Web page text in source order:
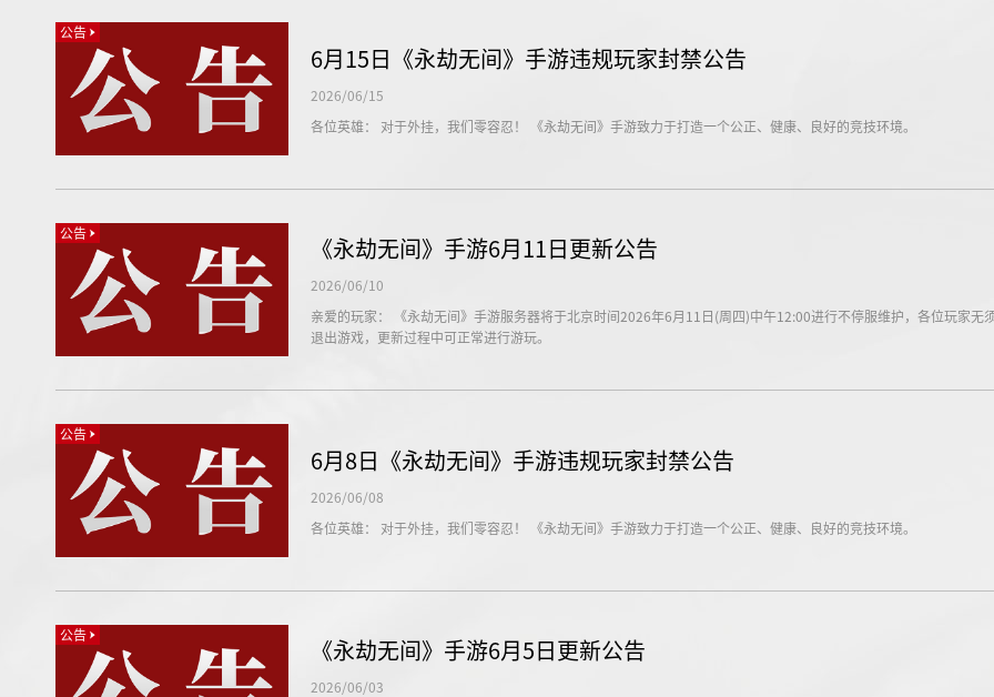
公告
6月15日《永劫无间》手游违规玩家封禁公告
2026/06/15
各位英雄： 对于外挂，我们零容忍！ 《永劫无间》手游致力于打造一个公正、健康、良好的竞技环境。
公告 《永劫无间》手游6月11日更新公告
2026/06/10
亲爱的玩家： 《永劫无间》手游服务器将于北京时间2026年6月11日(周四)中午12:00进行不停服维护，各位玩家无
退出游戏，更新过程中可正常进行游玩。
公告
6月8日《永劫无间》手游违规玩家封禁公告
2026/06/08
各位英雄： 对于外挂，我们零容忍！ 《永劫无间》手游致力于打造一个公正、健康、良好的竞技环境。
公告 《永劫无间》手游6月5日更新公告
2026/06/03